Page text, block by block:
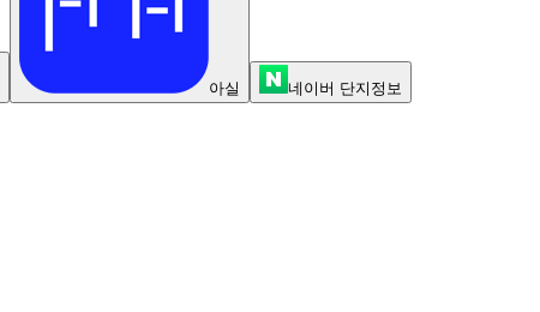
아실 네이버 단지정보